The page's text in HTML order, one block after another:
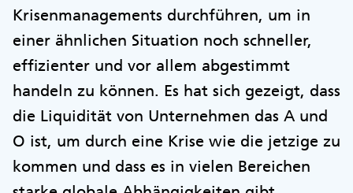
Krisenmanagements durchführen, um in
einer ähnlichen Situation noch schneller,
effizienter und vor allem abgestimmt
handeln zu können. Es hat sich gezeigt, dass
die Liquidität von Unternehmen das A und
O ist, um durch eine Krise wie die jetzige zu
kommen und dass es in vielen Bereichen